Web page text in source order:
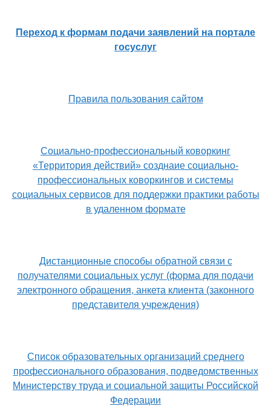
Переход к формам подачи заявлений на портале
госуслуг
Правила пользования сайтом
Социально-профессиональный коворкинг
«Территория действий» созднаие социально-
профессиональных коворкингов и системы
социальных сервисов для поддержки практики работы
в удаленном формате
Дистанционные способы обратной связи с
получателями социальных услуг (форма для подачи
электронного обращения, анкета клиента (законного
представителя учреждения)
Список образовательных организаций среднего
профессионального образования, подведомственных
Министерству труда и социальной защиты Российской
Федерации